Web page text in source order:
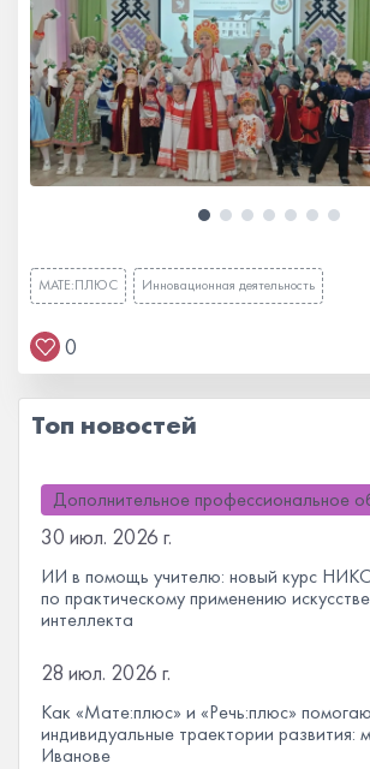
МАТЕ:ПЛЮС Инновационная деятельность
0
Топ новостей
Дополнительное профессиональное
30 июл. 2026 г.
ИИ в помощь учителю: новый курс
по практическому применению
интеллекта
28 июл. 2026 г.
Как «Мате:плюс» и «Речь:плюс»
индивидуальные траектории развития:
Иванове